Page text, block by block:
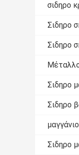
σιδηρο
Σιδηρο
Σιδηρο
Σιδηρο
Σιδηρο
Σιδηρο